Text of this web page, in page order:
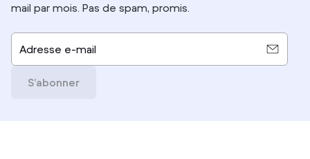
mail par mois. Pas de spam, promis.
Adresse e-mail
S’abonner